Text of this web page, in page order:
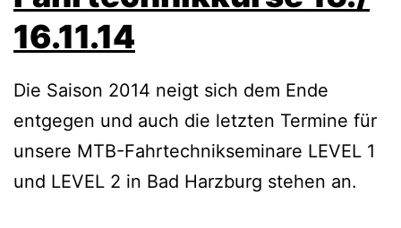
16.11.14
Die Saison 2014 neigt sich dem Ende
entgegen und auch die letzten Termine für
unsere MTB-Fahrtechnikseminare LEVEL 1
und LEVEL 2 in Bad Harzburg stehen an.